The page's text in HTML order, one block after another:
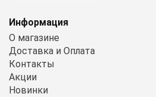
Информация
О магазине
Доставка и Оплата
Контакты
Акции
Новинки